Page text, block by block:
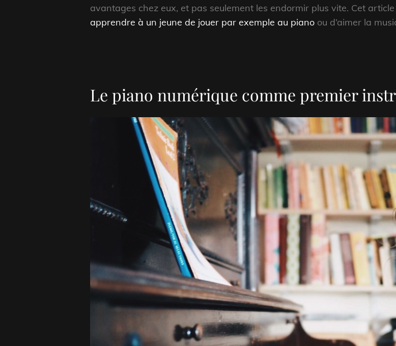
avantages chez eux, et pas seulement les endormir plus vite. Cet
apprendre à un jeune de jouer par exemple au piano ou d’aimer la
Le piano numérique comme premier